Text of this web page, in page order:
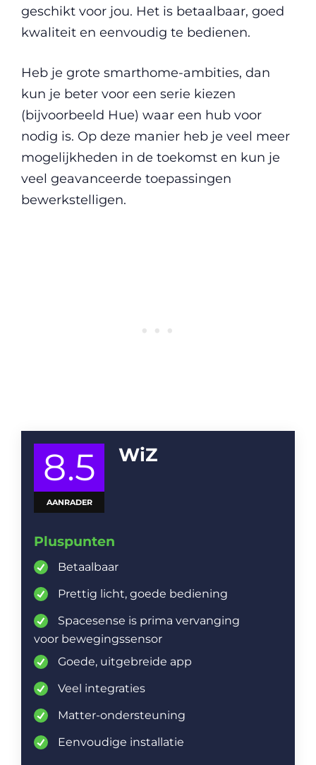
geschikt voor jou. Het is betaalbaar, goed
kwaliteit en eenvoudig te bedienen.
Heb je grote smarthome-ambities, dan
kun je beter voor een serie kiezen
(bijvoorbeeld Hue) waar een hub voor
nodig is. Op deze manier heb je veel meer
mogelijkheden in de toekomst en kun je
veel geavanceerde toepassingen
bewerkstelligen.
8.5
AANRADER
WiZ
Pluspunten
Betaalbaar
Prettig licht, goede bediening
Spacesense is prima vervanging
voor bewegingssensor
Goede, uitgebreide app
Veel integraties
Matter-ondersteuning
Eenvoudige installatie